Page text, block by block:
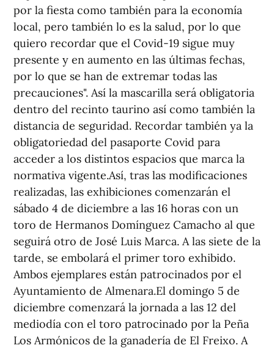
por la fiesta como también para la economía
local, pero también lo es la salud, por lo que
quiero recordar que el Covid-19 sigue muy
presente y en aumento en las últimas fechas,
por lo que se han de extremar todas las
precauciones". Así la mascarilla será obligatoria
dentro del recinto taurino así como también la
distancia de seguridad. Recordar también ya la
obligatoriedad del pasaporte Covid para
acceder a los distintos espacios que marca la
normativa vigente.Así, tras las modificaciones
realizadas, las exhibiciones comenzarán el
sábado 4 de diciembre a las 16 horas con un
toro de Hermanos Domínguez Camacho al que
seguirá otro de José Luis Marca. A las siete de la
tarde, se embolará el primer toro exhibido.
Ambos ejemplares están patrocinados por el
Ayuntamiento de Almenara.El domingo 5 de
diciembre comenzará la jornada a las 12 del
mediodía con el toro patrocinado por la Peña
Los Armónicos de la ganadería de El Freixo. A